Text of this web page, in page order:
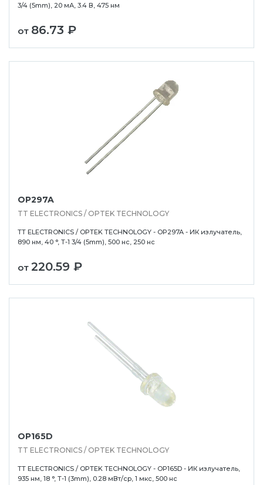
3/4 (5mm), 20 мА, 3.4 В, 475 нм
от 86.73 ₽
OP297A
TT ELECTRONICS / OPTEK TECHNOLOGY
TT ELECTRONICS / OPTEK TECHNOLOGY - OP297A - ИК излучатель,
890 нм, 40 °, T-1 3/4 (5mm), 500 нс, 250 нс
от 220.59 ₽
OP165D
TT ELECTRONICS / OPTEK TECHNOLOGY
TT ELECTRONICS / OPTEK TECHNOLOGY - OP165D - ИК излучатель,
935 нм, 18 °, T-1 (3mm), 0.28 мВт/ср, 1 мкс, 500 нс